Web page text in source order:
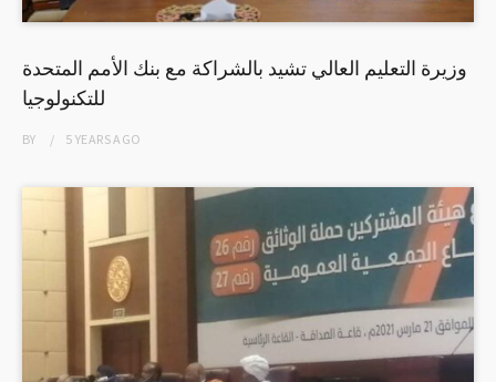
وزيرة التعليم العالي تشيد بالشراكة مع بنك الأمم المتحدة
للتكنولوجيا
BY 5 YEARSAGO